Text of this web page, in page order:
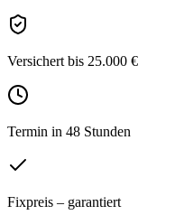
Versichert bis 25.000 €
Termin in 48 Stunden
Fixpreis – garantiert